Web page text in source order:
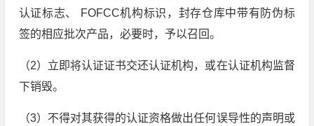
认证标志、 FOFCC机构标识，封存仓库中带有防伪标
签的相应批次产品，必要时，予以召回。
（2）立即将认证证书交还认证机构，或在认证机构监督
下销毁。
（3）不得对其获得的认证资格做出任何误导性的声明或